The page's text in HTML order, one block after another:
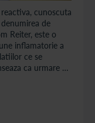
cunoscuta
de
Reiter, este o
inflamatorie a
ce se
ca urmare a